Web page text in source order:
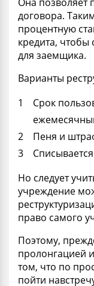
договора.
процентную
кредита, чтобы
для заемщика.
Варианты
Срок
Пеня и
Но следует
учреждение
право самого
Поэтому,
пролонгацией
том, что по
пойти